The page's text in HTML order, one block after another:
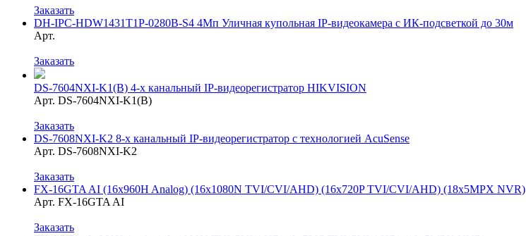
Заказать
DH-IPC-HDW1431T1P-0280B-S4 4Мп Уличная купольная IP-видеокамера с ИК-подсветкой до 30м
Арт.
Заказать
DS-7604NXI-K1(B) 4-х канальный IP-видеорегистратор HIKVISION
Арт. DS-7604NXI-K1(B)
Заказать
DS-7608NXI-K2 8-х канальный IP-видеорегистратор с технологией AcuSense
Арт. DS-7608NXI-K2
Заказать
FX-16GTA AI (16x960H Analog) (16x1080N TVI/CVI/AHD) (16x720P TVI/CVI/AHD) (18х5MPX NVR)
Арт. FX-16GTA AI
Заказать